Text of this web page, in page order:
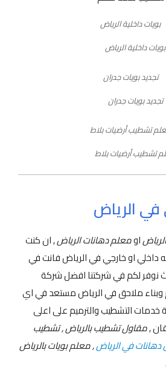
بويات داخلية الرياض
تجديد بويات جدران
تشطيب أرضيات بلاط
الرياض
اومعلم دهانات الرياض, ان كنت
او خارجي في الرياض فانت في
نوفر لكم في شركتنا افضل شركة
ملاحق في الرياض مستعد في اي
خدمات التشطيب والترميم على اعلى
,مقاول تشطيب بالرياض , تشطيب
في الرياض, معلم بويات بالرياض
.